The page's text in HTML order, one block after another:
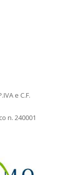
e C.F.
n. 240001